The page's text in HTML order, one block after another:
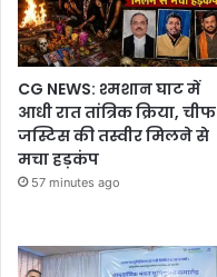
CG NEWS: श्मशान घाट में
आधी रात तांत्रिक क्रिया, चीफ
जस्टिस की तस्वीर मिलने से
मचा हड़कंप
57 minutes ago